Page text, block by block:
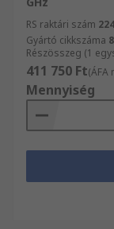
RS raktári szám
Gyártó cikkszáma
Részösszeg (1
411 750 Ft(ÁFA
Mennyiség